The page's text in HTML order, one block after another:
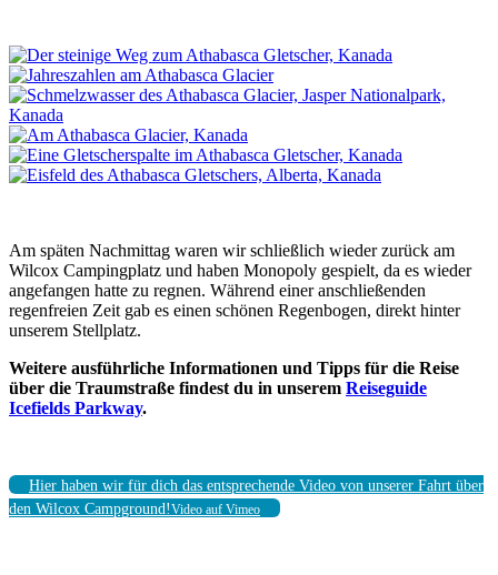
Am späten Nachmittag waren wir schließlich wieder zurück am
Wilcox Campingplatz und haben Monopoly gespielt, da es wieder
angefangen hatte zu regnen. Während einer anschließenden
regenfreien Zeit gab es einen schönen Regenbogen, direkt hinter
unserem Stellplatz.
Weitere ausführliche Informationen und Tipps für die Reise
über die Traumstraße findest du in unserem Reiseguide
Icefields Parkway.
Hier haben wir für dich das entsprechende Video von unserer Fahrt über
den Wilcox Campground!Video auf Vimeo